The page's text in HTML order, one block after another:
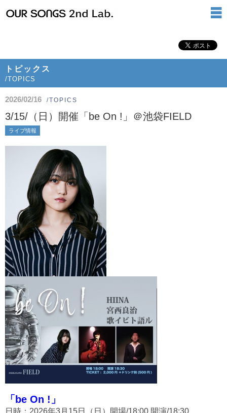
トピックス
/TOPICS
2026/02/16 /TOPICS
3/15/（日）開催「be On !」＠池袋FIELD
ライブ情報
「be On !」
日時：2026年3月15日（日）開場/18:00 開演/18:30